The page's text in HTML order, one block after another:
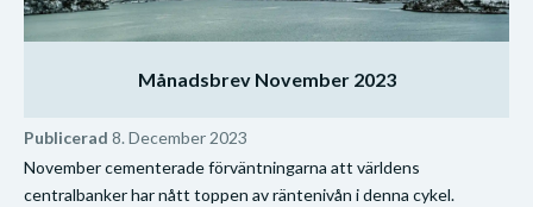
Månadsbrev November 2023
Publicerad 8. December 2023
November cementerade förväntningarna att världens
centralbanker har nått toppen av räntenivån i denna cykel.